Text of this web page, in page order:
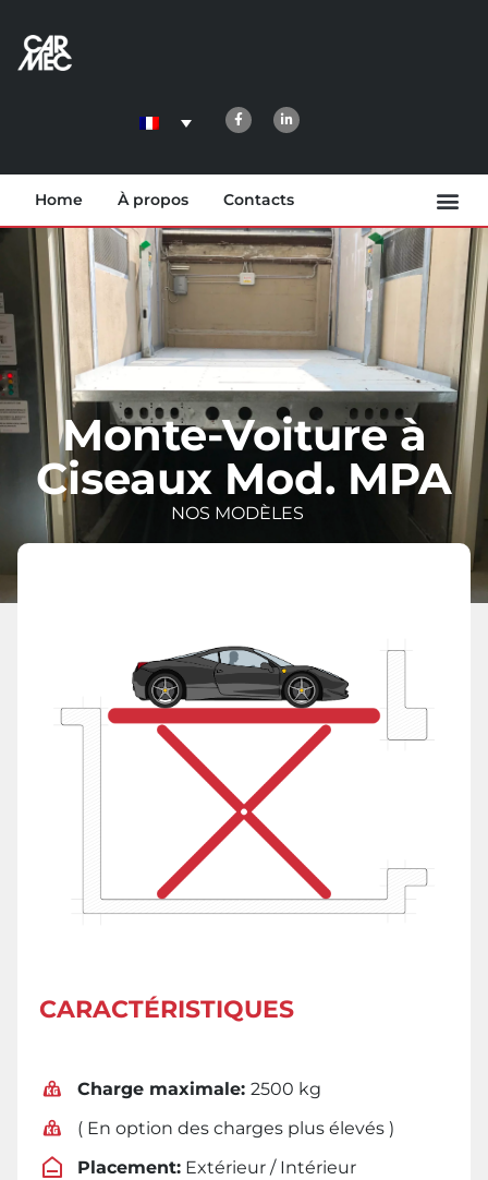
Home À propos Contacts
Monte-Voiture à
Ciseaux Mod. MPA
NOS MODÈLES
CARACTÉRISTIQUES
Charge maximale: 2500 kg
( En option des charges plus élevés )
Placement: Extérieur / Intérieur